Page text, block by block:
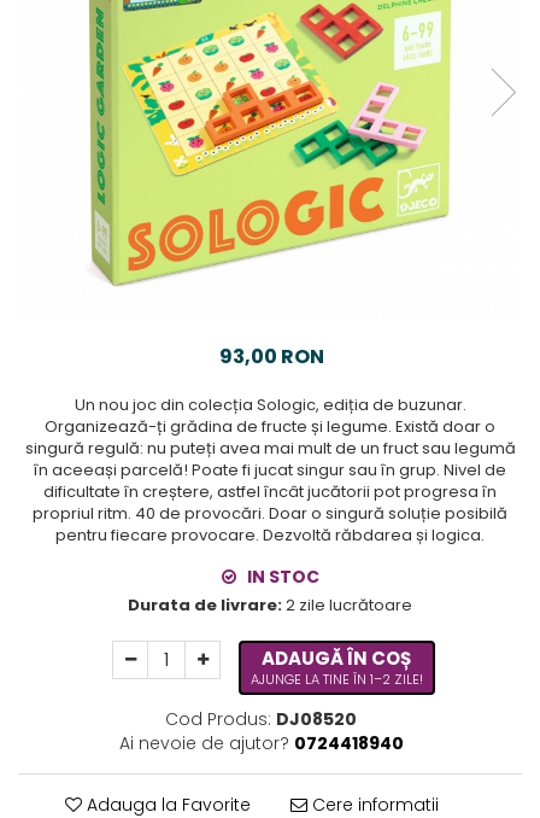
93,00 RON
Un nou joc din colecția Sologic, ediția de buzunar.
Organizează-ți grădina de fructe și legume. Există doar o
singură regulă: nu puteți avea mai mult de un fruct sau legumă
în aceeași parcelă! Poate fi jucat singur sau în grup. Nivel de
dificultate în creștere, astfel încât jucătorii pot progresa în
propriul ritm. 40 de provocări. Doar o singură soluție posibilă
pentru fiecare provocare. Dezvoltă răbdarea și logica.
IN STOC
Durata de livrare:2 zile lucrătoare
ADAUGĂ ÎN COȘ
AJUNGE LA TINE ÎN 1–2 ZILE!
Cod Produs: DJ08520
Ai nevoie de ajutor? 0724418940
Adauga la Favorite Cere informatii